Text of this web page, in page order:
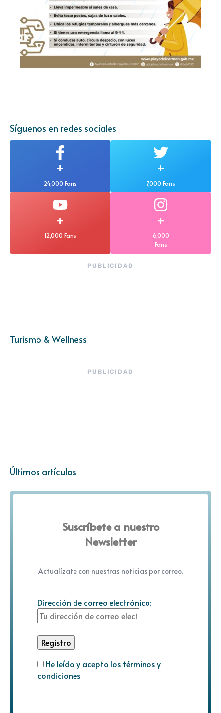
Síguenos en redes sociales
+
24,000 Fans
+
7,000 Fans
+
12,000 Fans
+
6,000
Fans
PUBLICIDAD
Turismo & Wellness
PUBLICIDAD
Últimos artículos
Suscríbete a nuestro
Newsletter
Actualízate con nuestras noticias por correo.
Dirección de correo electrónico:
He leído y acepto los términos y
condiciones